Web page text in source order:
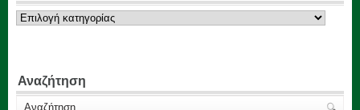
Κατηγορίες
Αναζήτηση